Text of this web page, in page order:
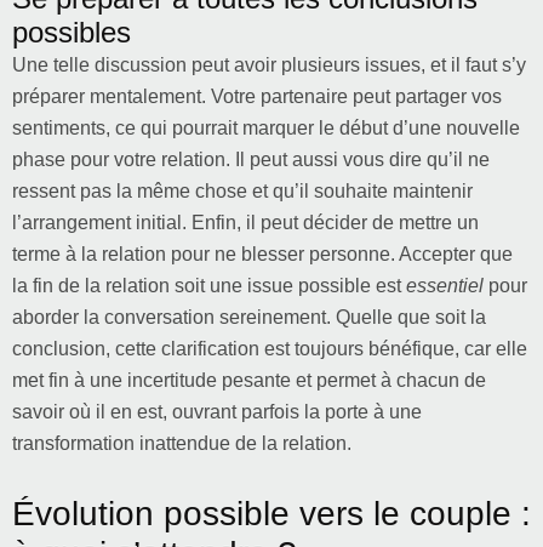
possibles
Une telle discussion peut avoir plusieurs issues, et il faut s’y
préparer mentalement. Votre partenaire peut partager vos
sentiments, ce qui pourrait marquer le début d’une nouvelle
phase pour votre relation. Il peut aussi vous dire qu’il ne
ressent pas la même chose et qu’il souhaite maintenir
l’arrangement initial. Enfin, il peut décider de mettre un
terme à la relation pour ne blesser personne. Accepter que
la fin de la relation soit une issue possible estessentiel pour
aborder la conversation sereinement. Quelle que soit la
conclusion, cette clarification est toujours bénéfique, car elle
met fin à une incertitude pesante et permet à chacun de
savoir où il en est, ouvrant parfois la porte à une
transformation inattendue de la relation.
Évolution possible vers le couple :